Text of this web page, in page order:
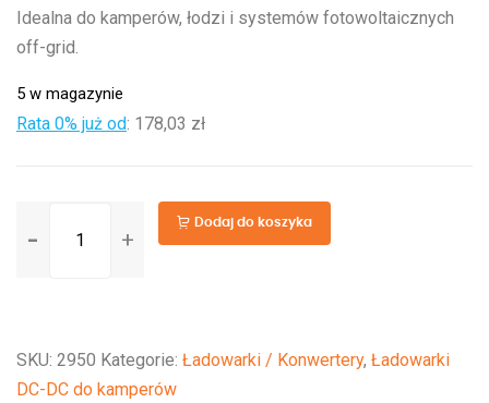
Idealna do kamperów, łodzi i systemów fotowoltaicznych
off-grid.
5 w magazynie
Rata 0% już od: 178,03 zł
Orion-
10A
Isolated
Dodaj do koszyka
SKU: 2950 Kategorie: Ładowarki / Konwertery, Ładowarki
DC-DC do kamperów